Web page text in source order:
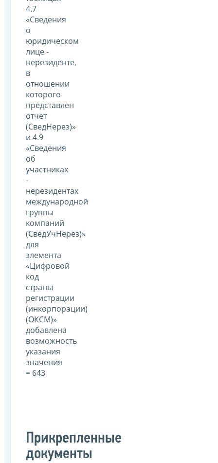
4.7
«Сведения
о
юридическом
лице -
нерезиденте,
в
отношении
которого
представлен
отчет
(СведНерез)»
и 4.9
«Сведения
об
участниках
-
нерезидентах
международной
группы
компаний
(СведУчНерез)»
для
элемента
«Цифровой
код
страны
регистрации
(инкорпорации)
(ОКСМ)»
добавлена
возможность
указания
значения
= 643
Прикрепленные
документы